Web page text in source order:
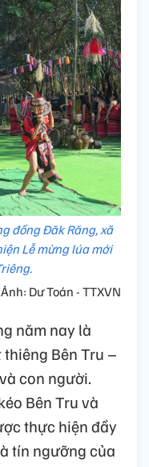
đồng Đăk Răng, xã
Lễ mừng lúa mới
Ảnh: Dư Toán - TTXVN
năm nay là
Bên Tru –
con người.
Bên Tru và
thực hiện đầy
tín ngưỡng của